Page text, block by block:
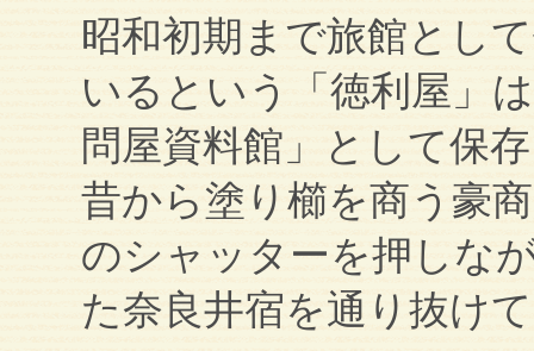
昭和初期まで旅館とし
いるという「徳利屋」
問屋資料館」として保
昔から塗り櫛を商う豪
のシャッターを押しな
た奈良井宿を通り抜け